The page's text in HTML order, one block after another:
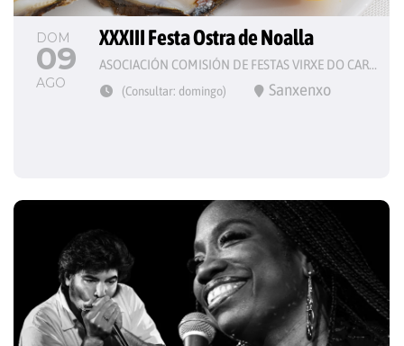
DOM
09
AGO
XXXIII Festa Ostra de Noalla
ASOCIACIÓN COMISIÓN DE FESTAS VIRXE DO CARME
(Consultar: domingo) Sanxenxo